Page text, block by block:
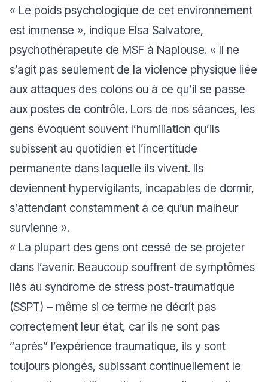
« Le poids psychologique de cet environnement
est immense », indique Elsa Salvatore,
psychothérapeute de MSF à Naplouse. « Il ne
s’agit pas seulement de la violence physique liée
aux attaques des colons ou à ce qu’il se passe
aux postes de contrôle. Lors de nos séances, les
gens évoquent souvent l’humiliation qu’ils
subissent au quotidien et l’incertitude
permanente dans laquelle ils vivent. Ils
deviennent hypervigilants, incapables de dormir,
s’attendant constamment à ce qu’un malheur
survienne ».
« La plupart des gens ont cessé de se projeter
dans l’avenir. Beaucoup souffrent de symptômes
liés au syndrome de stress post-traumatique
(SSPT) – même si ce terme ne décrit pas
correctement leur état, car ils ne sont pas
“après” l’expérience traumatique, ils y sont
toujours plongés, subissant continuellement le